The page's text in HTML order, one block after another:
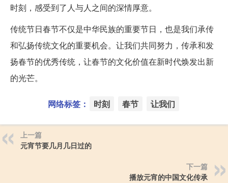
时刻，感受到了人与人之间的深情厚意。
传统节日春节不仅是中华民族的重要节日，也是我们承传
和弘扬传统文化的重要机会。让我们共同努力，传承和发
扬春节的优秀传统，让春节的文化价值在新时代焕发出新
的光芒。
网络标签： 时刻 春节 让我们
上一篇
元宵节要几月几日过的
下一篇
播放元宵的中国文化传承